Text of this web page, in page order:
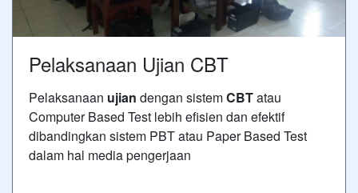
Pelaksanaan Ujian CBT
Pelaksanaan ujian dengan sistemCBTatau
Computer Based Test lebih efisien dan efektif
dibandingkan sistem PBT atau Paper Based Test
dalam hal media pengerjaan